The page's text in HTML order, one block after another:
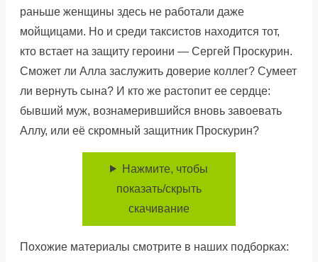
раньше женщины здесь не работали даже
мойщицами. Но и среди таксистов находится тот,
кто встает на защиту героини — Сергей Проскурин.
Сможет ли Алла заслужить доверие коллег? Сумеет
ли вернуть сына? И кто же растопит ее сердце:
бывший муж, вознамерившийся вновь завоевать
Аллу, или её скромный защитник Проскурин?
Нажмите, чтобы
показать/скрыть
скачивание
Похожие материалы смотрите в наших подборках: